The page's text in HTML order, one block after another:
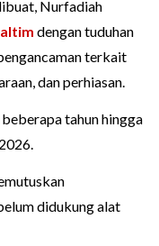
Nurfadiah
dengan tuduhan
terkait
dan perhiasan.
tahun hingga
didukung alat